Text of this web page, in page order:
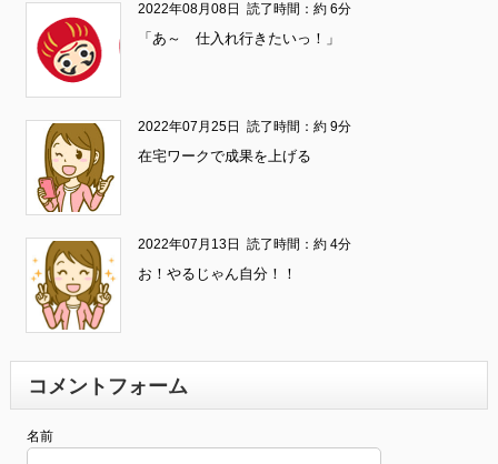
2022年08月08日 読了時間：約 6分
「あ～ 仕入れ行きたいっ！」
2022年07月25日 読了時間：約 9分
在宅ワークで成果を上げる
2022年07月13日 読了時間：約 4分
お！やるじゃん自分！！
コメントフォーム
名前